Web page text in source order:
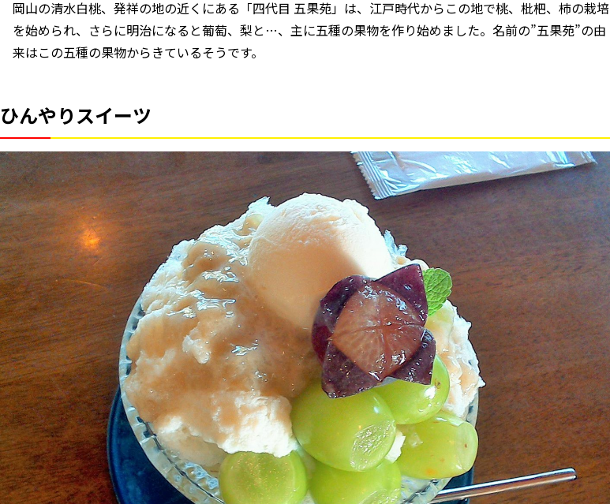
岡山の清水白桃、発祥の地の近くにある「四代目 五果苑」は、江戸時代からこの地で桃、枇杷、柿の栽培
を始められ、さらに明治になると葡萄、梨と…、主に五種の果物を作り始めました。名前の”五果苑”の由
来はこの五種の果物からきているそうです。
ひんやりスイーツ